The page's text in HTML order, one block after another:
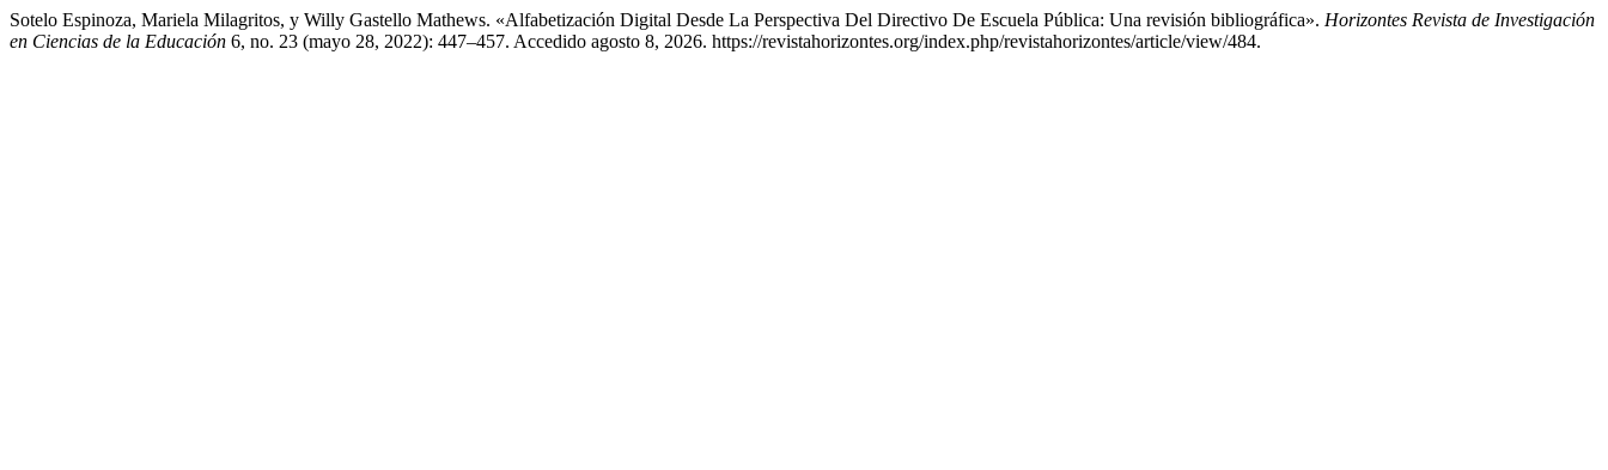
Sotelo Espinoza, Mariela Milagritos, y Willy Gastello Mathews. «Alfabetización Digital Desde La Perspectiva Del Directivo De Escuela Pública: Una revisión bibliográfica». Horizontes Revista de Investigación
en Ciencias de la Educación 6, no. 23 (mayo 28, 2022): 447–457. Accedido agosto 8, 2026. https://revistahorizontes.org/index.php/revistahorizontes/article/view/484.